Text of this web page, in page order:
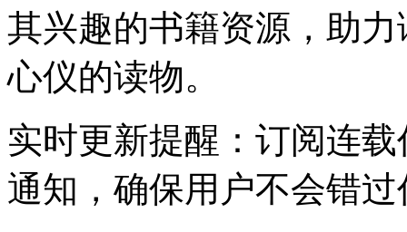
其兴趣的书籍资源，助
心仪的读物。
实时更新提醒：订阅连
通知，确保用户不会错